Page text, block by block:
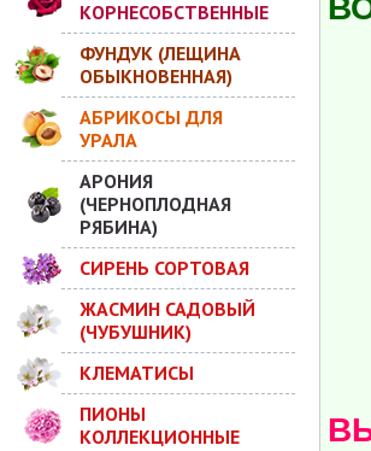
КОРНЕСОБСТВЕННЫЕ
ФУНДУК (ЛЕЩИНА
ОБЫКНОВЕННАЯ)
АБРИКОСЫ ДЛЯ
УРАЛА
АРОНИЯ
(ЧЕРНОПЛОДНАЯ
РЯБИНА)
СИРЕНЬ СОРТОВАЯ
ЖАСМИН САДОВЫЙ
(ЧУБУШНИК)
КЛЕМАТИСЫ
ПИОНЫ
КОЛЛЕКЦИОННЫЕ